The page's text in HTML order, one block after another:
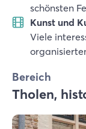
schönsten
Kunst und
Viele
Bereich
Tholen,